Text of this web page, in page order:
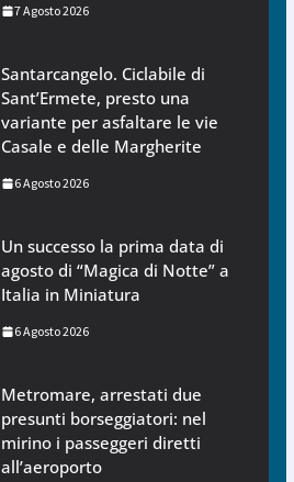
7 Agosto 2026
Santarcangelo. Ciclabile di
Sant’Ermete, presto una
variante per asfaltare le vie
Casale e delle Margherite
6 Agosto 2026
Un successo la prima data di
agosto di “Magica di Notte” a
Italia in Miniatura
6 Agosto 2026
Metromare, arrestati due
presunti borseggiatori: nel
mirino i passeggeri diretti
all’aeroporto